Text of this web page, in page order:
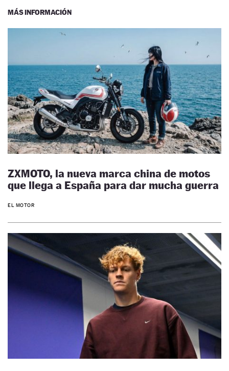
MÁS INFORMACIÓN
ZXMOTO, la nueva marca china de motos
que llega a España para dar mucha guerra
EL MOTOR